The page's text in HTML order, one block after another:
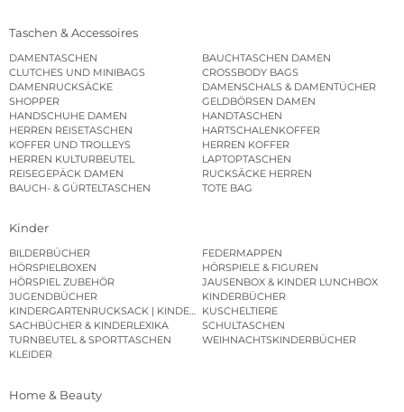
Taschen & Accessoires
DAMENTASCHEN
BAUCHTASCHEN DAMEN
CLUTCHES UND MINIBAGS
CROSSBODY BAGS
DAMENRUCKSÄCKE
DAMENSCHALS & DAMENTÜCHER
SHOPPER
GELDBÖRSEN DAMEN
HANDSCHUHE DAMEN
HANDTASCHEN
HERREN REISETASCHEN
HARTSCHALENKOFFER
KOFFER UND TROLLEYS
HERREN KOFFER
HERREN KULTURBEUTEL
LAPTOPTASCHEN
REISEGEPÄCK DAMEN
RUCKSÄCKE HERREN
BAUCH- & GÜRTELTASCHEN
TOTE BAG
Kinder
BILDERBÜCHER
FEDERMAPPEN
HÖRSPIELBOXEN
HÖRSPIELE & FIGUREN
HÖRSPIEL ZUBEHÖR
JAUSENBOX & KINDER LUNCHBOX
JUGENDBÜCHER
KINDERBÜCHER
KINDERGARTENRUCKSACK | KINDERGARTENBEUTEL
KUSCHELTIERE
SACHBÜCHER & KINDERLEXIKA
SCHULTASCHEN
TURNBEUTEL & SPORTTASCHEN
WEIHNACHTSKINDERBÜCHER
KLEIDER
Home & Beauty